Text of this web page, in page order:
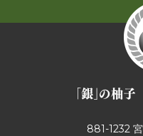
881-1232